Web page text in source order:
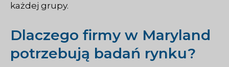
każdej grupy.
Dlaczego firmy w Maryland
potrzebują badań rynku?